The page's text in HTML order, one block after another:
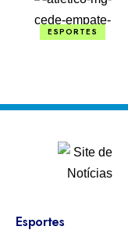
ESPORTES
Esportes